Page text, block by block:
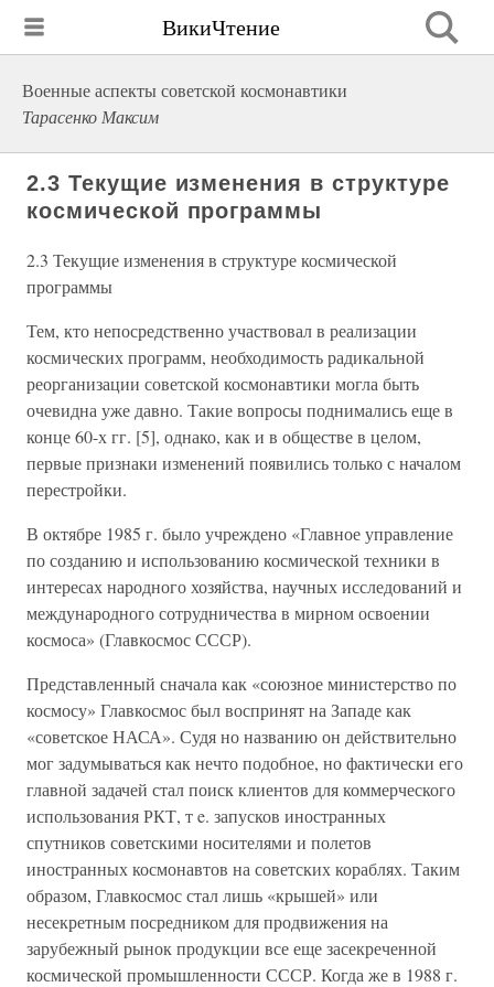
ВикиЧтение
Военные аспекты советской космонавтики
Тарасенко Максим
2.3 Текущие изменения в структуре
космической программы
2.3 Текущие изменения в структуре космической
программы
Тем, кто непосредственно участвовал в реализации
космических программ, необходимость радикальной
реорганизации советской космонавтики могла быть
очевидна уже давно. Такие вопросы поднимались еще в
конце 60-х гг. [5], однако, как и в обществе в целом,
первые признаки изменений появились только с началом
перестройки.
В октябре 1985 г. было учреждено «Главное управление
по созданию и использованию космической техники в
интересах народного хозяйства, научных исследований и
международного сотрудничества в мирном освоении
космоса» (Главкосмос СССР).
Представленный сначала как «союзное министерство по
космосу» Главкосмос был воспринят на Западе как
«советское НАСА». Судя но названию он действительно
мог задумываться как нечто подобное, но фактически его
главной задачей стал поиск клиентов для коммерческого
использования РКТ, т e. запусков иностранных
спутников советскими носителями и полетов
иностранных космонавтов на советских кораблях. Таким
образом, Главкосмос стал лишь «крышей» или
несекретным посредником для продвижения на
зарубежный рынок продукции все еще засекреченной
космической промышленности СССР. Когда же в 1988 г.